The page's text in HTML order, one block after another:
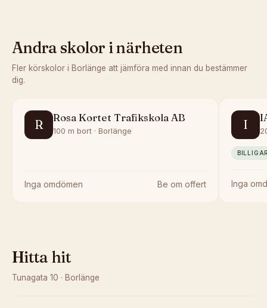
Andra skolor i närheten
Fler körskolor i Borlänge att jämföra med innan du bestämmer
dig.
R Rosa Kortet Trafikskola AB
100 m bort · Borlänge
Inga omdömen Be om offert
I
Inga
Hitta hit
Tunagata 10 · Borlänge